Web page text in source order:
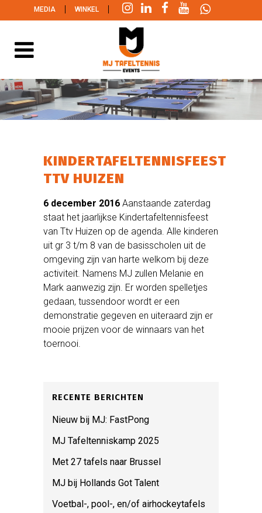
MEDIA | WINKEL |
KINDERTAFELTENNISFEEST
TTV HUIZEN
6 december 2016 Aanstaande zaterdag
staat het jaarlijkse Kindertafeltennisfeest
van Ttv Huizen op de agenda. Alle kinderen
uit gr 3 t/m 8 van de basisscholen uit de
omgeving zijn van harte welkom bij deze
activiteit. Namens MJ zullen Melanie en
Mark aanwezig zijn. Er worden spelletjes
gedaan, tussendoor wordt er een
demonstratie gegeven en uiteraard zijn er
mooie prijzen voor de winnaars van het
toernooi.
RECENTE BERICHTEN
Nieuw bij MJ: FastPong
MJ Tafeltenniskamp 2025
Met 27 tafels naar Brussel
MJ bij Hollands Got Talent
Voetbal-, pool-, en/of airhockeytafels